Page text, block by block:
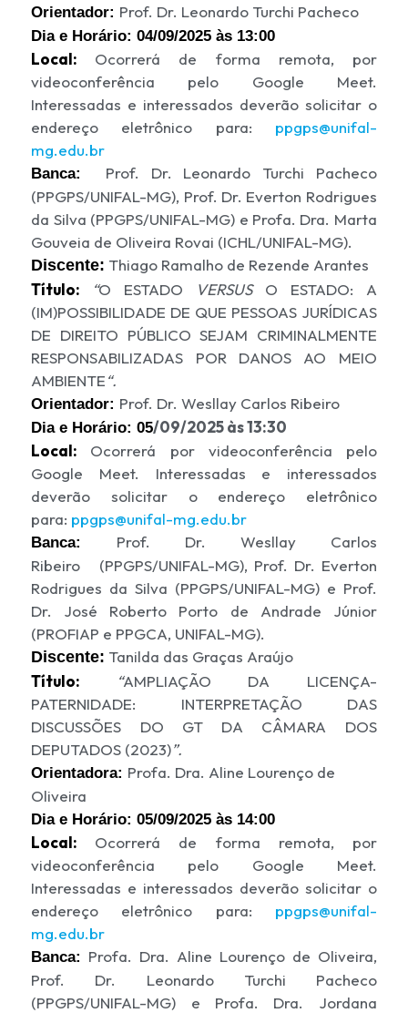
Orientador: Prof. Dr. Leonardo Turchi Pacheco
Dia e Horário: 04/09/2025 às 13:00
Local:
Ocorrerá de forma remota, por
videoconferência pelo Google Meet.
Interessadas e interessados deverão solicitar o
endereço eletrônico para: ppgps@unifal-
mg.edu.br
Banca:
Prof. Dr. Leonardo Turchi Pacheco
(PPGPS/UNIFAL-MG), Prof. Dr. Everton Rodrigues
da Silva (PPGPS/UNIFAL-MG) e Profa. Dra. Marta
Gouveia de Oliveira Rovai (ICHL/UNIFAL-MG).
Discente: Thiago Ramalho de Rezende Arantes
Título:
“O ESTADO VERSUSO ESTADO: A
(IM)POSSIBILIDADE DE QUE PESSOAS JURÍDICAS
DE DIREITO PÚBLICO SEJAM CRIMINALMENTE
RESPONSABILIZADAS POR DANOS AO MEIO
AMBIENTE“.
Orientador: Prof. Dr. Wesllay Carlos Ribeiro
Dia e Horário: 05/09/2025 às 13:30
Local:
Ocorrerá por videoconferência pelo
Google Meet. Interessadas e interessados
deverão solicitar o endereço eletrônico
para: ppgps@unifal-mg.edu.br
Banca: Prof. Dr. Wesllay Carlos
Ribeiro (PPGPS/UNIFAL-MG), Prof. Dr. Everton
Rodrigues da Silva (PPGPS/UNIFAL-MG) e Prof.
Dr. José Roberto Porto de Andrade Júnior
(PROFIAP e PPGCA, UNIFAL-MG).
Discente: Tanilda das Graças Araújo
Título:
“AMPLIAÇÃO DA LICENÇA-
PATERNIDADE: INTERPRETAÇÃO DAS
DISCUSSÕES DO GT DA CÂMARA DOS
DEPUTADOS (2023)”.
Orientadora: Profa. Dra. Aline Lourenço de
Oliveira
Dia e Horário: 05/09/2025 às 14:00
Local:
Ocorrerá de forma remota, por
videoconferência pelo Google Meet.
Interessadas e interessados deverão solicitar o
endereço eletrônico para: ppgps@unifal-
mg.edu.br
Banca: Profa. Dra. Aline Lourenço de Oliveira,
Prof. Dr. Leonardo Turchi Pacheco
(PPGPS/UNIFAL-MG) e Profa. Dra. Jordana